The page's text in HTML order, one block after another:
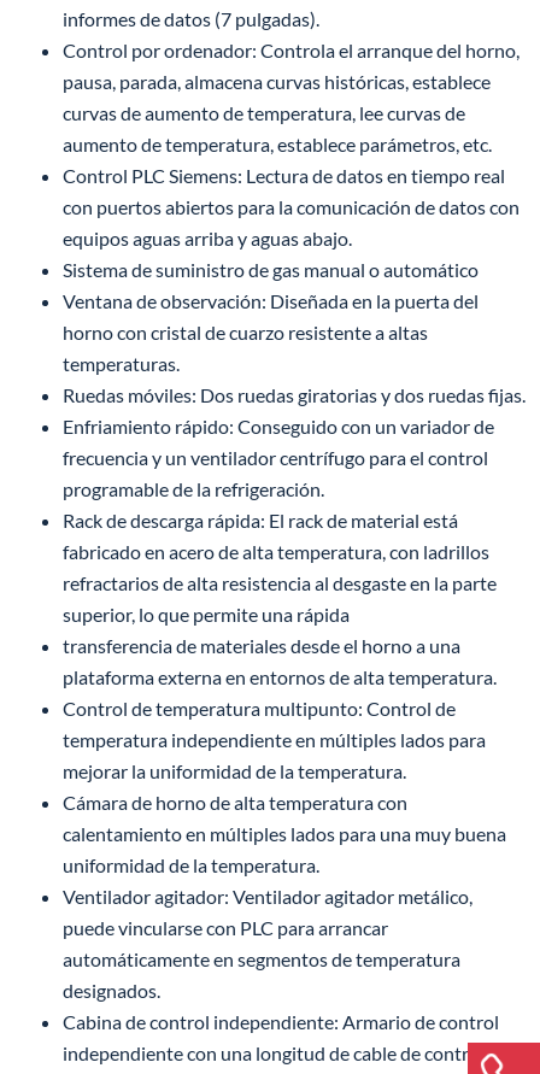
informes de datos (7 pulgadas).
Control por ordenador: Controla el arranque del horno,
pausa, parada, almacena curvas históricas, establece
curvas de aumento de temperatura, lee curvas de
aumento de temperatura, establece parámetros, etc.
Control PLC Siemens: Lectura de datos en tiempo real
con puertos abiertos para la comunicación de datos con
equipos aguas arriba y aguas abajo.
Sistema de suministro de gas manual o automático
Ventana de observación: Diseñada en la puerta del
horno con cristal de cuarzo resistente a altas
temperaturas.
Ruedas móviles: Dos ruedas giratorias y dos ruedas fijas.
Enfriamiento rápido: Conseguido con un variador de
frecuencia y un ventilador centrífugo para el control
programable de la refrigeración.
Rack de descarga rápida: El rack de material está
fabricado en acero de alta temperatura, con ladrillos
refractarios de alta resistencia al desgaste en la parte
superior, lo que permite una rápida
transferencia de materiales desde el horno a una
plataforma externa en entornos de alta temperatura.
Control de temperatura multipunto: Control de
temperatura independiente en múltiples lados para
mejorar la uniformidad de la temperatura.
Cámara de horno de alta temperatura con
calentamiento en múltiples lados para una muy buena
uniformidad de la temperatura.
Ventilador agitador: Ventilador agitador metálico,
puede vincularse con PLC para arrancar
automáticamente en segmentos de temperatura
designados.
Cabina de control independiente: Armario de control
independiente con una longitud de cable de control